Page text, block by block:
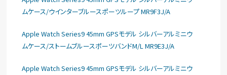
ムケース/ウインターブルースポーツループ MR9F3J/A
Apple Watch Series9 45mm GPSモデル シルバーアルミニウ
ムケース/ストームブルースポーツバンドM/L MR9E3J/A
Apple Watch Series9 45mm GPSモデル シルバーアルミニウ